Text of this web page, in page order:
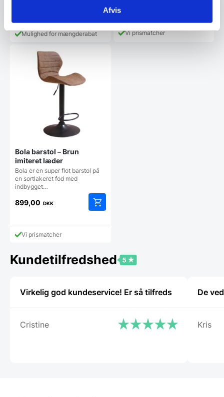
Afvis
Mulighed for mængderabat Vi prismatcher
Bola barstol – Brun
imiteret læder
Bola er en super flot barstol på
en sortlakeret fod med
indbygget…
899,00 DKK
Vi prismatcher
Kundetilfredshed
Virkelig god kundeservice! Er så tilfreds
Cristine
De
Kris